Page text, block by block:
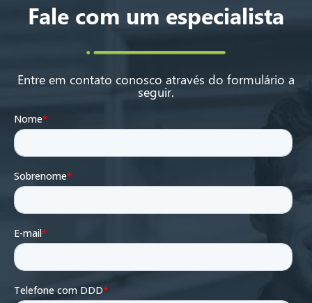
Fale com um especialista
Entre em contato conosco através do formulário a
seguir.